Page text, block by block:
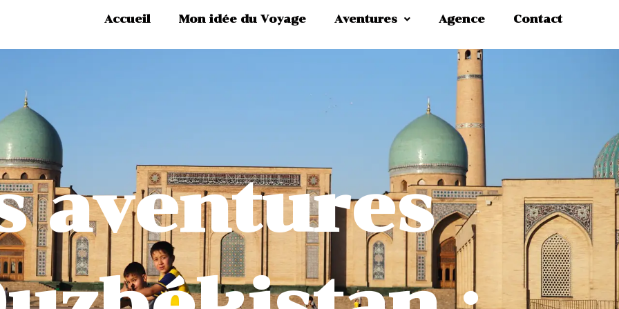
Accueil Mon idée du Voyage Aventures Agence Contact
aventures